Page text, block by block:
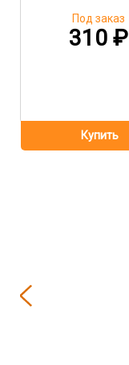
310 ₽
Под заказ